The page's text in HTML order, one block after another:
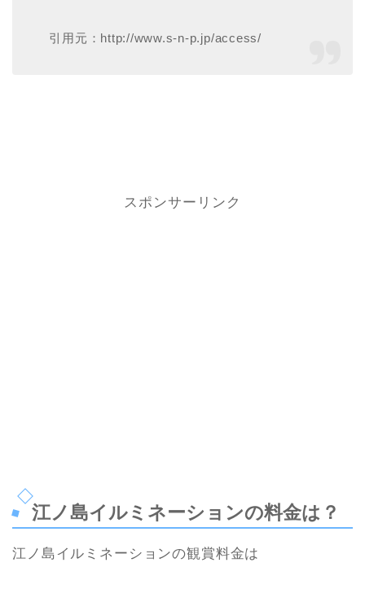
引用元：http://www.s-n-p.jp/access/
スポンサーリンク
江ノ島イルミネーションの料金は？
江ノ島イルミネーションの観賞料金は